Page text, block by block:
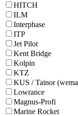
HITCH
ILM
Interphase
ITP
Jet Pilot
Kent Bridge
Kolpin
KTZ
KUS / Tainor
Lowrance
Magnus-Profi
Marine Rocket